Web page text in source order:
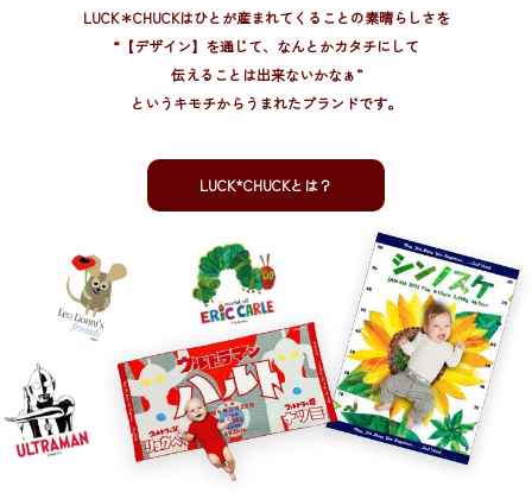
LUCK＊CHUCKはひとが産まれてくることの素晴らしさを
“【デザイン】を通じて、 なんとかカタチにして
伝えることは出来ないかなぁ”
というキモチからうまれたブランドです。
LUCK*CHUCKとは？